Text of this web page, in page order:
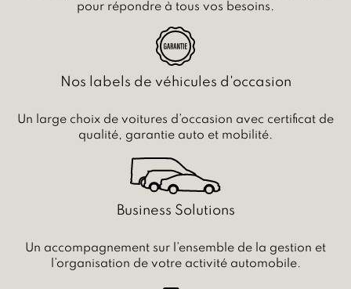
pour répondre à tous vos besoins.
Nos labels de véhicules d'occasion
Un large choix de voitures d’occasion avec certificat de
qualité, garantie auto et mobilité.
Business Solutions
Un accompagnement sur l’ensemble de la gestion et
l’organisation de votre activité automobile.